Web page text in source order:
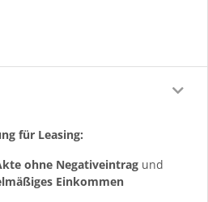
für Leasing:
ohne Negativeintrag und
Einkommen